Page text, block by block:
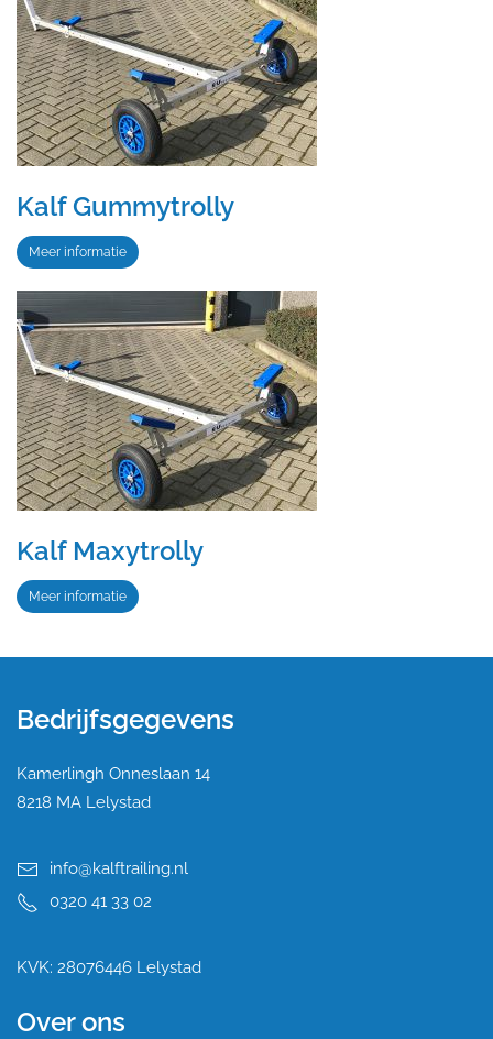
Kalf Gummytrolly
Meer informatie
Kalf Maxytrolly
Meer informatie
Bedrijfsgegevens
Kamerlingh Onneslaan 14
8218 MA Lelystad
info@kalftrailing.nl
0320 41 33 02
KVK: 28076446 Lelystad
Over ons